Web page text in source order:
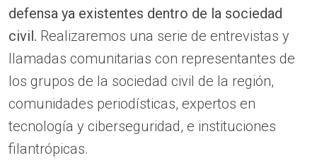
defensa ya existentes dentro de la sociedad
civil. Realizaremos una serie de entrevistas y
llamadas comunitarias con representantes de
los grupos de la sociedad civil de la región,
comunidades periodísticas, expertos en
tecnología y ciberseguridad, e instituciones
filantrópicas.